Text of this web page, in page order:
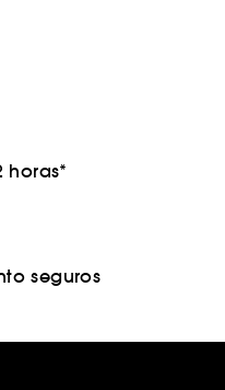
horas*
seguros